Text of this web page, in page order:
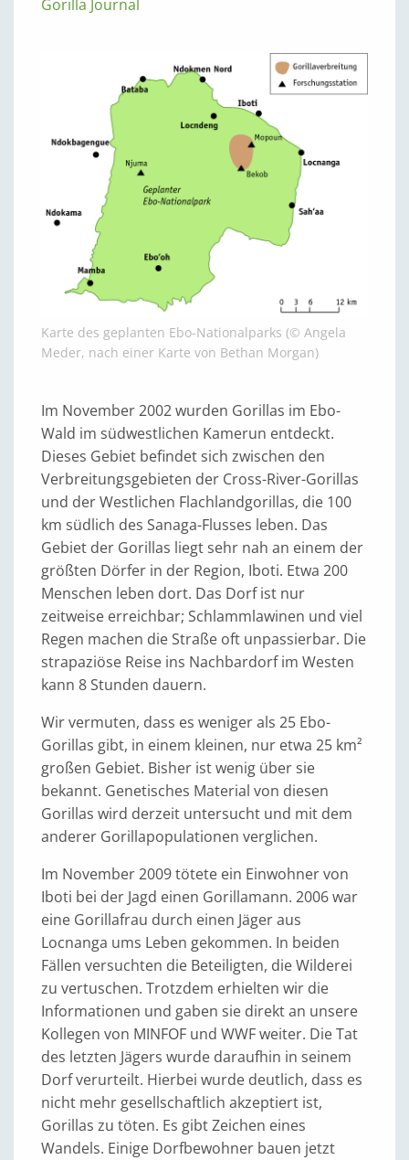
Gorilla Journal
Karte des geplanten Ebo-Nationalparks (© Angela
Meder, nach einer Karte von Bethan Morgan)
Im November 2002 wurden Gorillas im Ebo-
Wald im südwestlichen Kamerun entdeckt.
Dieses Gebiet befindet sich zwischen den
Verbreitungsgebieten der Cross-River-Gorillas
und der Westlichen Flachlandgorillas, die 100
km südlich des Sanaga-Flusses leben. Das
Gebiet der Gorillas liegt sehr nah an einem der
größten Dörfer in der Region, Iboti. Etwa 200
Menschen leben dort. Das Dorf ist nur
zeitweise erreichbar; Schlammlawinen und viel
Regen machen die Straße oft unpassierbar. Die
strapaziöse Reise ins Nachbardorf im Westen
kann 8 Stunden dauern.
Wir vermuten, dass es weniger als 25 Ebo-
Gorillas gibt, in einem kleinen, nur etwa 25 km²
großen Gebiet. Bisher ist wenig über sie
bekannt. Genetisches Material von diesen
Gorillas wird derzeit untersucht und mit dem
anderer Gorillapopulationen verglichen.
Im November 2009 tötete ein Einwohner von
Iboti bei der Jagd einen Gorillamann. 2006 war
eine Gorillafrau durch einen Jäger aus
Locnanga ums Leben gekommen. In beiden
Fällen versuchten die Beteiligten, die Wilderei
zu vertuschen. Trotzdem erhielten wir die
Informationen und gaben sie direkt an unsere
Kollegen von MINFOF und WWF weiter. Die Tat
des letzten Jägers wurde daraufhin in seinem
Dorf verurteilt. Hierbei wurde deutlich, dass es
nicht mehr gesellschaftlich akzeptiert ist,
Gorillas zu töten. Es gibt Zeichen eines
Wandels. Einige Dorfbewohner bauen jetzt